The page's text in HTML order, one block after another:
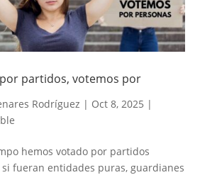
partidos, votemos por
Rodríguez | Oct 8, 2025 |
hemos votado por partidos
fueran entidades puras, guardianes